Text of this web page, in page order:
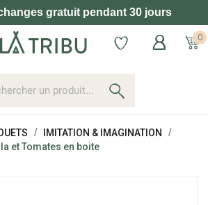
gratuit pendant 30 jours
0
IMITATION & IMAGINATION
et Tomates en boite